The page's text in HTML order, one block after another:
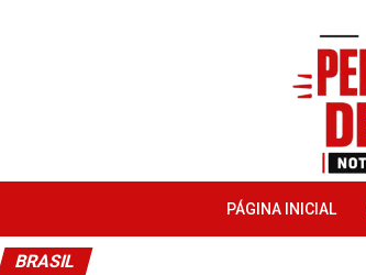
PÁGINA INICIAL
BRASIL